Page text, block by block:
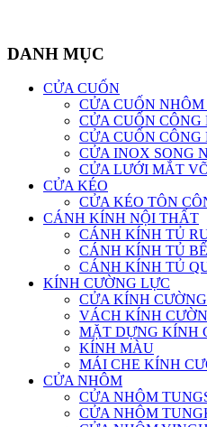
DANH MỤC
CỬA CUỐN
CỬA CUỐN
CỬA CUỐN CÔNG
CỬA CUỐN
CỬA INOX SONG
CỬA LƯỚI MẮT
CỬA KÉO
CỬA KÉO TÔN
CÁNH KÍNH NỘI THẤT
CÁNH KÍNH TỦ
CÁNH KÍNH TỦ
CÁNH KÍNH TỦ
KÍNH CƯỜNG LỰC
CỬA KÍNH
VÁCH KÍNH
MẶT DỰNG KÍNH
KÍNH MÀU
MÁI CHE KÍNH
CỬA NHÔM
CỬA NHÔM
CỬA NHÔM